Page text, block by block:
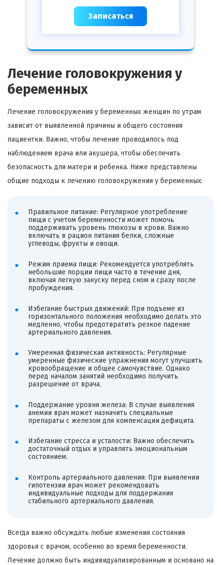
Записаться
Лечение головокружения у
беременных
Лечение головокружения у беременных женщин по утрам
зависит от выявленной причины и общего состояния
пациентки. Важно, чтобы лечение проводилось под
наблюдением врача или акушера, чтобы обеспечить
безопасность для матери и ребенка. Ниже представлены
общие подходы к лечению головокружения у беременных:
Правильное питание: Регулярное употребление
пищи с учетом беременности может помочь
поддерживать уровень глюкозы в крови. Важно
включать в рацион питания белки, сложные
углеводы, фрукты и овощи.
Режим приема пищи: Рекомендуется употреблять
небольшие порции пищи часто в течение дня,
включая легкую закуску перед сном и сразу после
пробуждения.
Избегание быстрых движений: При подъеме из
горизонтального положения необходимо делать это
медленно, чтобы предотвратить резкое падение
артериального давления.
Умеренная физическая активность: Регулярные
умеренные физические упражнения могут улучшить
кровообращение и общее самочувствие. Однако
перед началом занятий необходимо получить
разрешение от врача.
Поддержание уровня железа: В случае выявления
анемии врач может назначить специальные
препараты с железом для компенсации дефицита.
Избегание стресса и усталости: Важно обеспечить
достаточный отдых и управлять эмоциональным
состоянием.
Контроль артериального давления: При выявлении
гипотензии врач может рекомендовать
индивидуальные подходы для поддержания
стабильного артериального давления.
Всегда важно обсуждать любые изменения состояния
здоровья с врачом, особенно во время беременности.
Лечение должно быть индивидуализированным и основано на